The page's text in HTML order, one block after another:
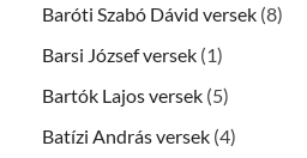
Baróti Szabó Dávid versek (8)
Barsi József versek (1)
Bartók Lajos versek (5)
Batízi András versek (4)